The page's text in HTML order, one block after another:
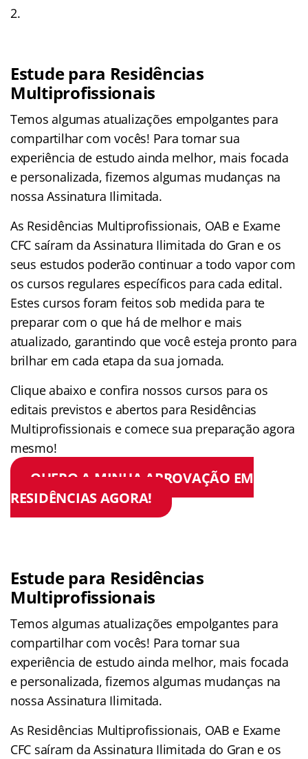
Estude para Residências
Multiprofissionais
Temos algumas atualizações empolgantes para
compartilhar com vocês! Para tornar sua
experiência de estudo ainda melhor, mais focada
e personalizada, fizemos algumas mudanças na
nossa Assinatura Ilimitada.
As Residências Multiprofissionais, OAB e Exame
CFC saíram da Assinatura Ilimitada do Gran e os
seus estudos poderão continuar a todo vapor com
os cursos regulares específicos para cada edital.
Estes cursos foram feitos sob medida para te
preparar com o que há de melhor e mais
atualizado, garantindo que você esteja pronto para
brilhar em cada etapa da sua jornada.
Clique abaixo e confira nossos cursos para os
editais previstos e abertos para Residências
Multiprofissionais e comece sua preparação agora
mesmo!
QUERO A MINHA APROVAÇÃO EM
RESIDÊNCIAS AGORA!
Estude para Residências
Multiprofissionais
Temos algumas atualizações empolgantes para
compartilhar com vocês! Para tornar sua
experiência de estudo ainda melhor, mais focada
e personalizada, fizemos algumas mudanças na
nossa Assinatura Ilimitada.
As Residências Multiprofissionais, OAB e Exame
CFC saíram da Assinatura Ilimitada do Gran e os